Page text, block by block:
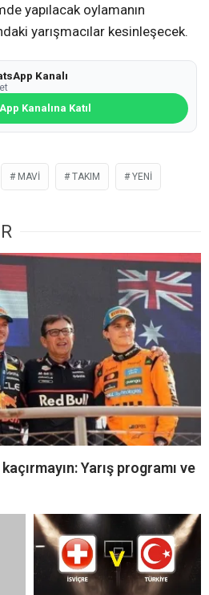
yapılacak oylamanın
yarışmacılar kesinleşecek.
Kanalı
Kanalına Katıl
MAVI TAKIM YENI
Yarış programı ve